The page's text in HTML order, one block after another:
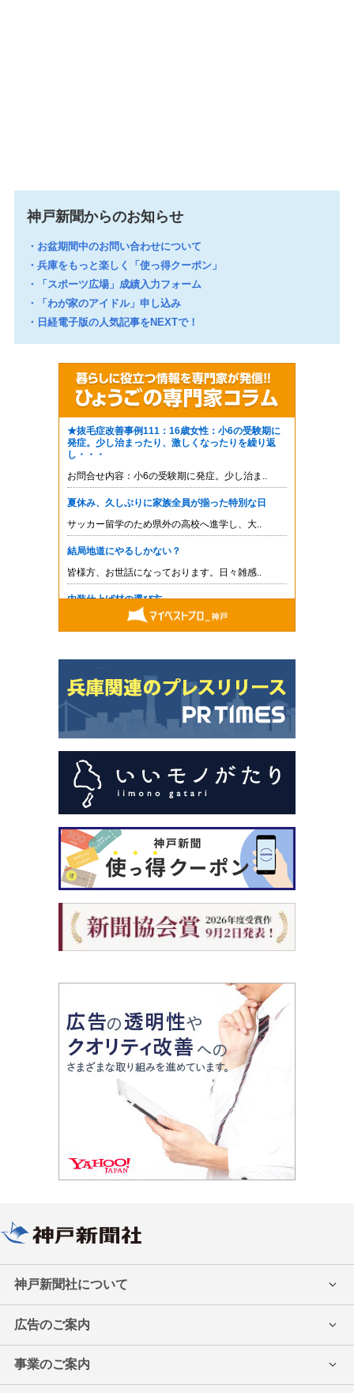
神戸新聞からのお知らせ
お盆期間中のお問い合わせについて
兵庫をもっと楽しく「使っ得クーポン」
「スポーツ広場」成績入力フォーム
「わが家のアイドル」申し込み
日経電子版の人気記事をNEXTで！
神戸新聞社について
会社案内
契約社員/アルバイト募集
広告のご案内
紙面・ネット
事業のご案内